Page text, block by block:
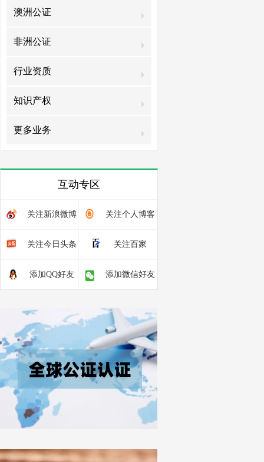
澳洲公证
非洲公证
行业资质
知识产权
更多业务
互动专区
关注新浪微博 关注个人博客
关注今日头条 关注百家
添加QQ好友 添加微信好友